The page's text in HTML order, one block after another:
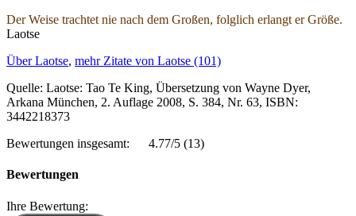
Der Weise trachtet nie nach dem Großen, folglich erlangt er Größe.
Laotse
Über Laotse, mehr Zitate von Laotse (101)
Quelle: Laotse: Tao Te King, Übersetzung von Wayne Dyer,
Arkana München, 2. Auflage 2008, S. 384, Nr. 63, ISBN:
3442218373
Bewertungen insgesamt:
4.77/5 (13)
Bewertungen
Ihre Bewertung: